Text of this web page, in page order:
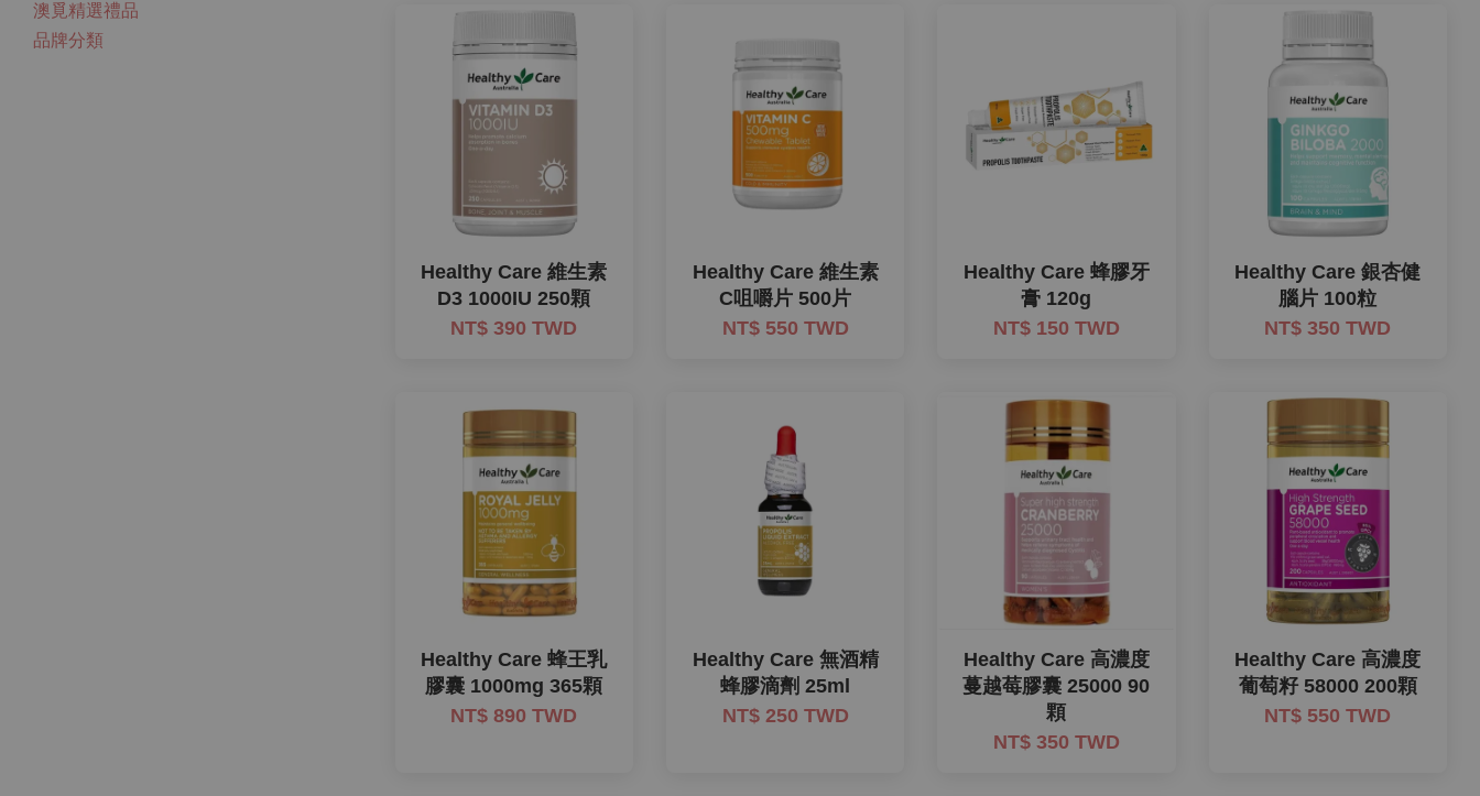
澳覓精選禮品
品牌分類
Healthy Care 維生素
D3 1000IU 250顆
NT$ 390 TWD
Healthy Care 維生素
C咀嚼片 500片
NT$ 550 TWD
Healthy Care 蜂膠牙
膏 120g
NT$ 150 TWD
Healthy Care 銀杏健
腦片 100粒
NT$ 350 TWD
Healthy Care 蜂王乳
膠囊 1000mg 365顆
NT$ 890 TWD
Healthy Care 無酒精
蜂膠滴劑 25ml
NT$ 250 TWD
Healthy Care 高濃度
蔓越莓膠囊 25000 90
顆
NT$ 350 TWD
Healthy Care 高濃度
葡萄籽 58000 200顆
NT$ 550 TWD